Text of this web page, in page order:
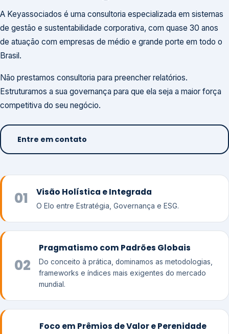
A Keyassociados é uma consultoria especializada em sistemas
de gestão e sustentabilidade corporativa, com quase 30 anos
de atuação com empresas de médio e grande porte em todo o
Brasil.
Não prestamos consultoria para preencher relatórios.
Estruturamos a sua governança para que ela seja a maior força
competitiva do seu negócio.
Entre em contato
01 Visão Holística e Integrada
O Elo entre Estratégia, Governança e ESG.
02
Pragmatismo com Padrões Globais
Do conceito à prática, dominamos as metodologias,
frameworks e índices mais exigentes do mercado
mundial.
Foco em Prêmios de Valor e Perenidade